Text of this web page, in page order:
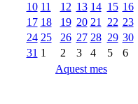
10 11 12 13 14 15 16
17 18 19 20 21 22 23
24 25 26 27 28 29 30
31 1 2 3 4 5
6
Aquest mes